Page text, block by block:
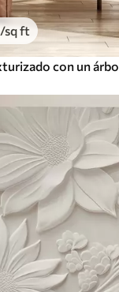
/sq ft